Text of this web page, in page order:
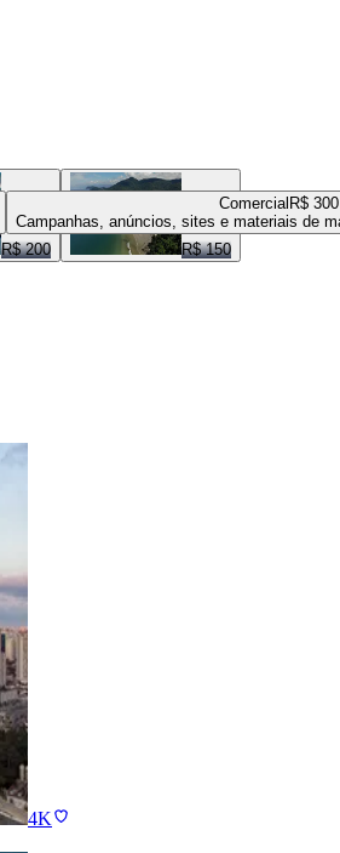
R$ 200 R$ 150
Comercial R$ 300
Campanhas, anúncios, sites e materiais de
4K